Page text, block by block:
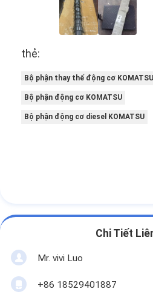
thẻ:
Bộ phận thay thế động cơ KOMATSU
Bộ phận động cơ KOMATSU
Bộ phận động cơ diesel KOMATSU
Chi Tiết
Mr. vivi Luo
+86 18529401887